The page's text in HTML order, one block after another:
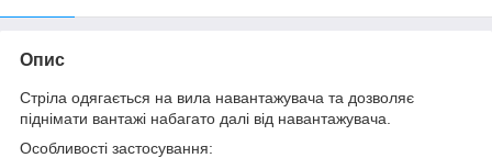
Опис
Стріла одягається на вила навантажувача та дозволяє
піднімати вантажі набагато далі від навантажувача.
Особливості застосування: